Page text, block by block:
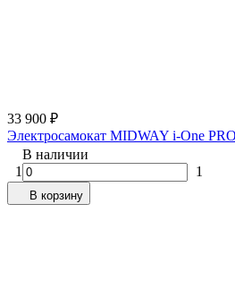
33 900 ₽
Электросамокат MIDWAY i-One
В наличии
1
1
В корзину